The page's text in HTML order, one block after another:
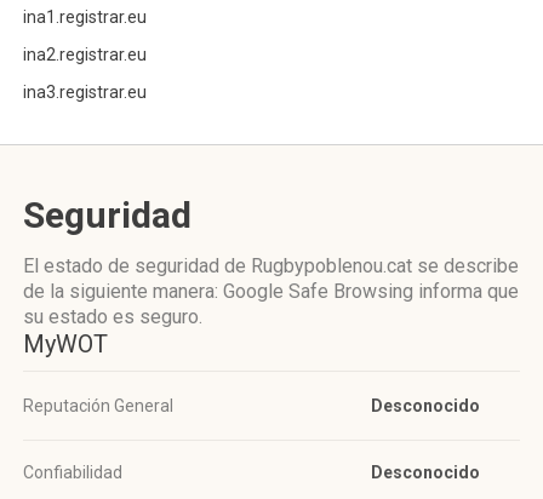
ina1.registrar.eu
ina2.registrar.eu
ina3.registrar.eu
Seguridad
El estado de seguridad de Rugbypoblenou.cat se describe
de la siguiente manera: Google Safe Browsing informa que
su estado es seguro.
MyWOT
Reputación General Desconocido
Confiabilidad
Desconocido